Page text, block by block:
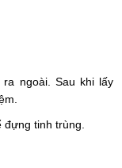
ngoài. Sau khi lấy
đựng tinh trùng.